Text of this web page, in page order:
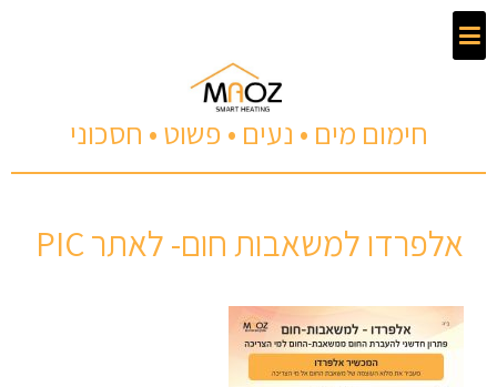
חימום מים • נעים • פשוט • חסכוני
אלפרדו למשאבות חום- לאתר PIC